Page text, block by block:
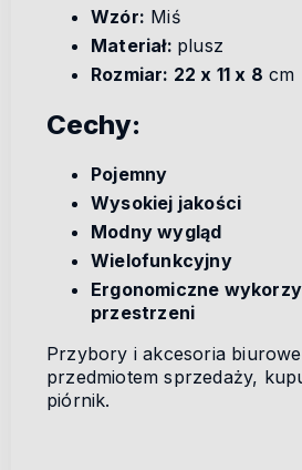
Wzór: Miś
Materiał: plusz
Rozmiar: 22 x 11 x 8 cm
Cechy:
Pojemny
Wysokiej jakości
Modny wygląd
Wielofunkcyjny
Ergonomiczne
przestrzeni
Przybory i akcesoria
przedmiotem sprzedaży,
piórnik.